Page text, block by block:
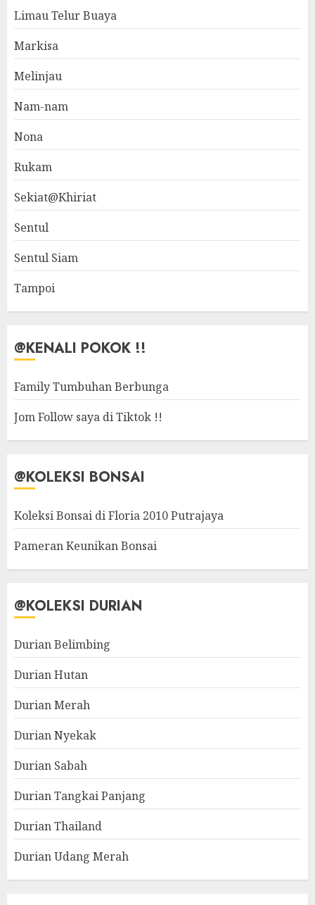
Limau Telur Buaya
Markisa
Melinjau
Nam-nam
Nona
Rukam
Sekiat@Khiriat
Sentul
Sentul Siam
Tampoi
@KENALI POKOK !!
Family Tumbuhan Berbunga
Jom Follow saya di Tiktok !!
@KOLEKSI BONSAI
Koleksi Bonsai di Floria 2010 Putrajaya
Pameran Keunikan Bonsai
@KOLEKSI DURIAN
Durian Belimbing
Durian Hutan
Durian Merah
Durian Nyekak
Durian Sabah
Durian Tangkai Panjang
Durian Thailand
Durian Udang Merah